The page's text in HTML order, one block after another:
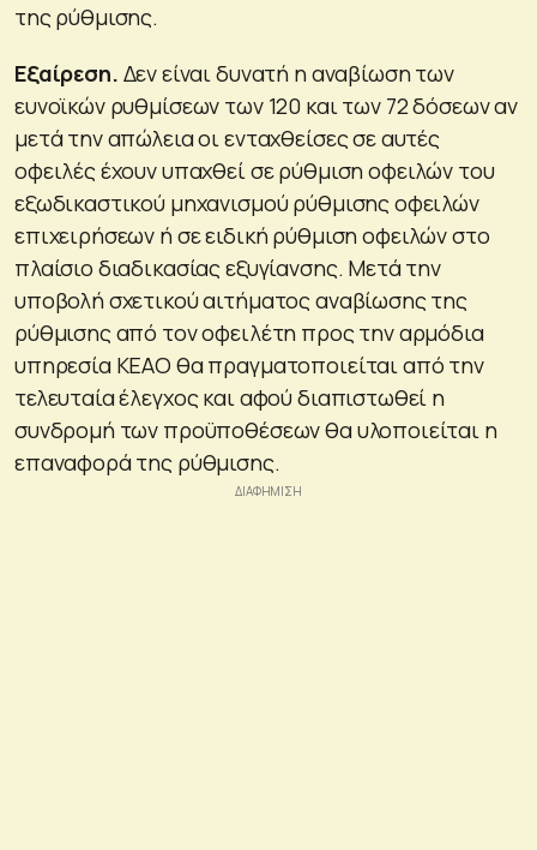
της ρύθμισης.
Εξαίρεση. Δεν είναι δυνατή η αναβίωση των
ευνοϊκών ρυθμίσεων των 120 και των 72 δόσεων αν
μετά την απώλεια οι ενταχθείσες σε αυτές
οφειλές έχουν υπαχθεί σε ρύθμιση οφειλών του
εξωδικαστικού μηχανισμού ρύθμισης οφειλών
επιχειρήσεων ή σε ειδική ρύθμιση οφειλών στο
πλαίσιο διαδικασίας εξυγίανσης. Μετά την
υποβολή σχετικού αιτήματος αναβίωσης της
ρύθμισης από τον οφειλέτη προς την αρμόδια
υπηρεσία ΚΕΑΟ θα πραγματοποιείται από την
τελευταία έλεγχος και αφού διαπιστωθεί η
συνδρομή των προϋποθέσεων θα υλοποιείται η
επαναφορά της ρύθμισης.